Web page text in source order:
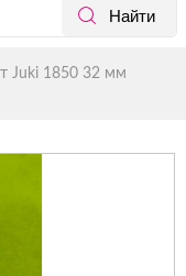
Juki 1850 32 мм